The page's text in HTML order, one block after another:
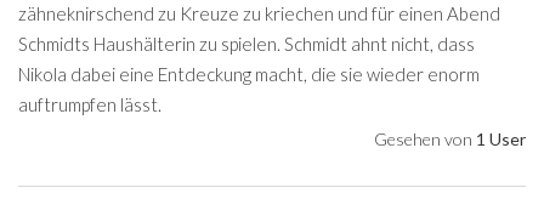
zähneknirschend zu Kreuze zu kriechen und für einen Abend
Schmidts Haushälterin zu spielen. Schmidt ahnt nicht, dass
Nikola dabei eine Entdeckung macht, die sie wieder enorm
auftrumpfen lässt.
Gesehen von 1 User